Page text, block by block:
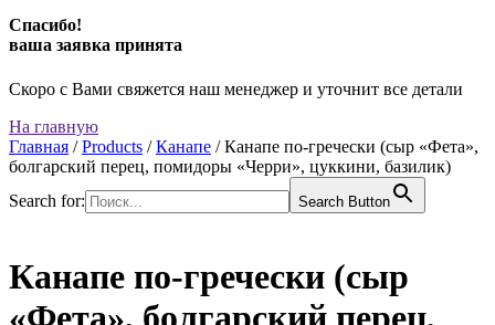
Спасибо!
ваша заявка принята
Скоро с Вами свяжется наш менеджер и уточнит все детали
На главную
Главная /Products /Канапе /Канапе по-гречески (сыр «Фета»,
болгарский перец, помидоры «Черри», цуккини, базилик)
Search for:
Search Button
Канапе по-гречески (сыр